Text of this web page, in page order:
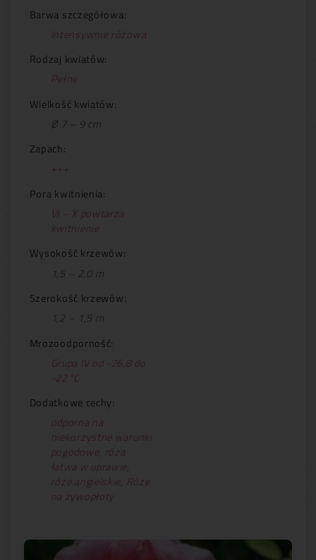
Barwa szczegółowa:
Intensywnie różowa
Rodzaj kwiatów:
Pełne
Wielkość kwiatów:
Ø 7 – 9 cm
Zapach:
+++
Pora kwitnienia:
VI – X powtarza
kwitnienie
Wysokość krzewów:
1,5 – 2,0 m
Szerokość krzewów:
1,2 – 1,5 m
Mrozoodporność:
Grupa IV od -26,8 do
-22°C
Dodatkowe cechy:
odporna na
niekorzystne warunki
pogodowe, róża
łatwa w uprawie,
róże angielskie, Róże
na żywopłoty